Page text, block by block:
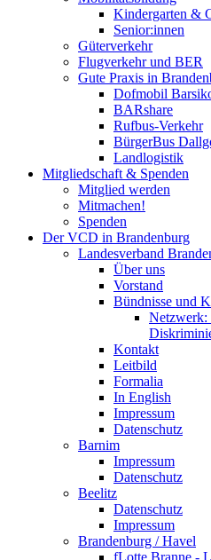
Kindergarten &
Senior:innen
Güterverkehr
Flugverkehr und BER
Gute Praxis in
Dofmobil
BARshare
Rufbus-Verkehr
BürgerBus
Landlogistik
Mitgliedschaft & Spenden
Mitglied werden
Mitmachen!
Spenden
Der VCD in Brandenburg
Landesverband
Über uns
Vorstand
Bündnisse und
Netzwerk:
Kontakt
Leitbild
Formalia
In English
Impressum
Datenschutz
Barnim
Impressum
Datenschutz
Beelitz
Datenschutz
Impressum
Brandenburg / Havel
fLotte Branne -